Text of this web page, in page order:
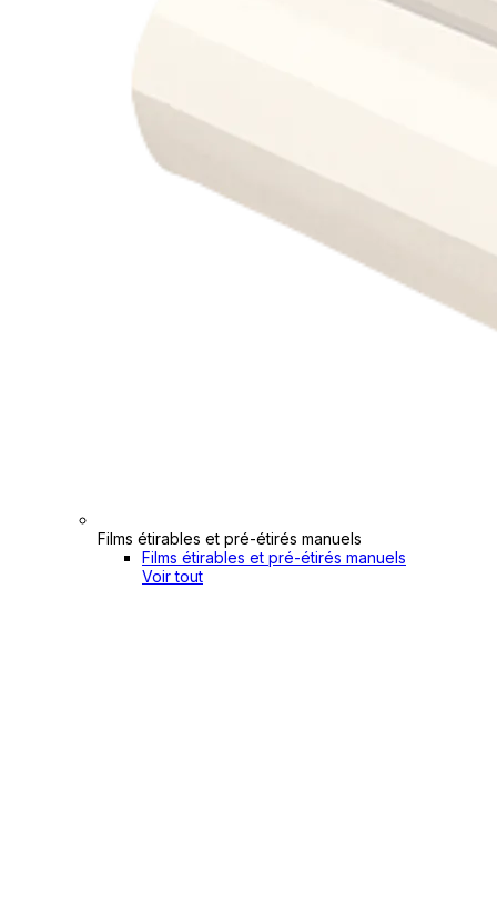
Films étirables et pré-étirés manuels
Films étirables et pré-étirés manuels
Voir tout